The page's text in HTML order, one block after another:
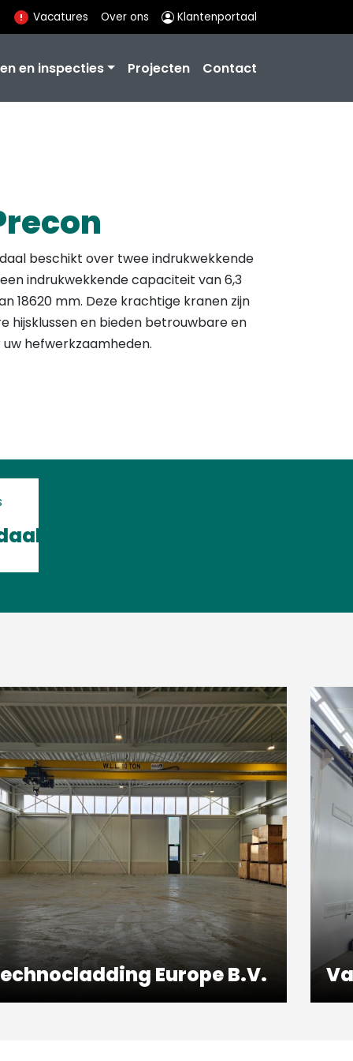
Vacatures Over ons Klantenportaal
en inspecties Projecten Contact
beschikt over twee indrukwekkende
indrukwekkende capaciteit van 6,3
18620 mm. Deze krachtige kranen zijn
hijsklussen en bieden betrouwbare en
hefwerkzaamheden.
Europe B.V.